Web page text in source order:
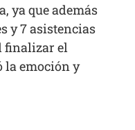
ya que además
y 7 asistencias
finalizar el
la emoción y